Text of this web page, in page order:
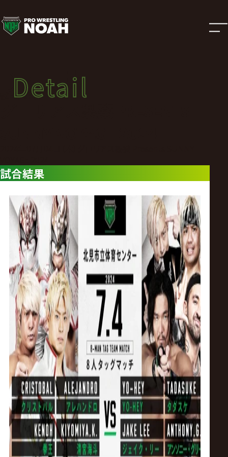
試
合
結
果
ロ
レ
ス
リ
ン
グ・
ノ
ア
公
式
Detail
試合結果
Detail
試合結果